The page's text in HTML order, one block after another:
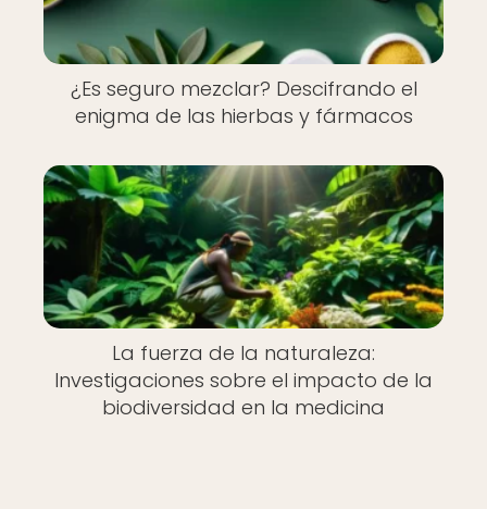
¿Es seguro mezclar? Descifrando el
enigma de las hierbas y fármacos
La fuerza de la naturaleza:
Investigaciones sobre el impacto de la
biodiversidad en la medicina